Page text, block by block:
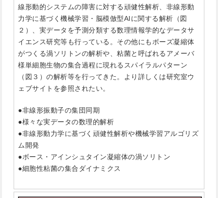
線形動的システムの障害に対する頑健性解析、非線形動
力学に基づく機械学習・脳模倣型AIに関する解析（図
２）、実データを予測分類する数理情報学的なデータサ
イエンス研究等も行っている。その他にもボーズ凝縮体
がつくる渦ソリトンの解析や、粘菌と呼ばれるアメーバ
様単細胞生物の集合過程に現れるスパイラルパターン
（図３）の解析等を行ってきた。より詳しくは研究室ウ
ェブサイトを参照されたい。
●非線形振動子の集団同期
●様々な実データの数理的解析
●非線形動力学に基づく頑健性解析や機械学習アルゴリズ
ム開発
●ボース・アインシュタイン凝縮体の渦ソリトン
●細胞性粘菌の集合ダイナミクス